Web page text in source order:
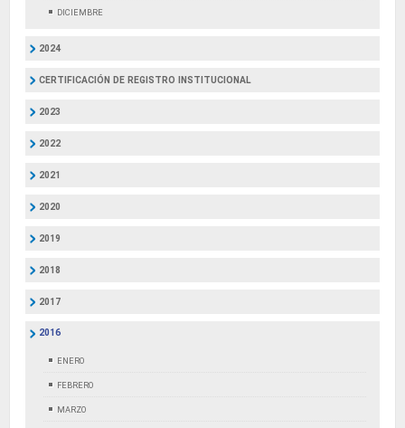
DICIEMBRE
2024
CERTIFICACIÓN DE REGISTRO INSTITUCIONAL
2023
2022
2021
2020
2019
2018
2017
2016
ENERO
FEBRERO
MARZO